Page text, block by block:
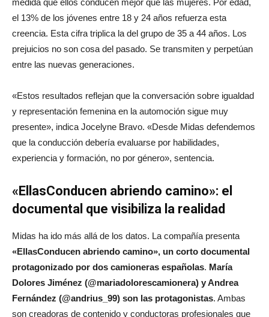
medida que ellos conducen mejor que las mujeres. Por edad,
el 13% de los jóvenes entre 18 y 24 años refuerza esta
creencia. Esta cifra triplica la del grupo de 35 a 44 años. Los
prejuicios no son cosa del pasado. Se transmiten y perpetúan
entre las nuevas generaciones.
«Estos resultados reflejan que la conversación sobre igualdad
y representación femenina en la automoción sigue muy
presente», indica Jocelyne Bravo. «Desde Midas defendemos
que la conducción debería evaluarse por habilidades,
experiencia y formación, no por género», sentencia.
«EllasConducen abriendo camino»: el
documental que visibiliza la realidad
Midas ha ido más allá de los datos. La compañía presenta
«EllasConducen abriendo camino», un corto documental
protagonizado por dos camioneras españolas. María
Dolores Jiménez (@mariadolorescamionera) y Andrea
Fernández (@andrius_99) son las protagonistas. Ambas
son creadoras de contenido y conductoras profesionales que